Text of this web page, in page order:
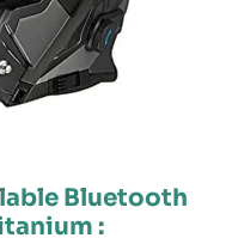
Bluetooth
: